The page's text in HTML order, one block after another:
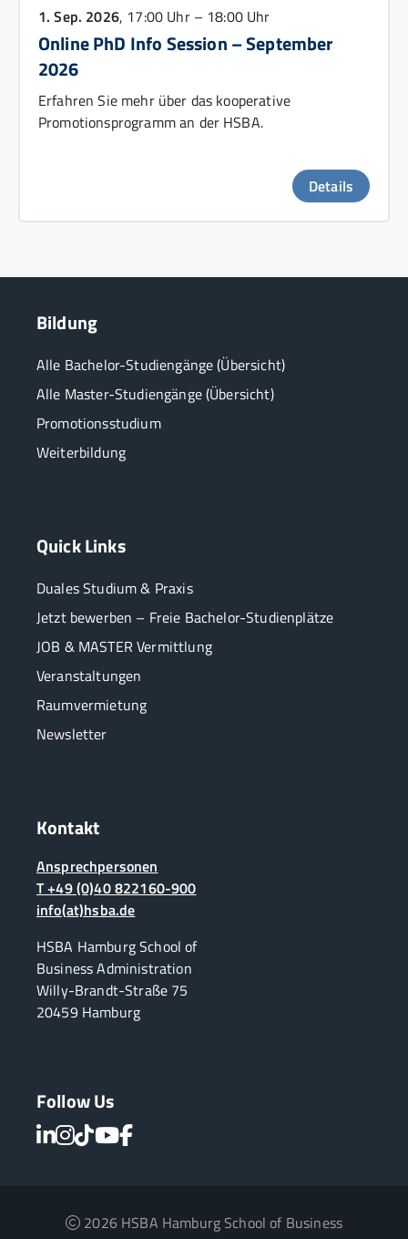
1. Sep. 2026, 17:00 Uhr – 18:00 Uhr
Online PhD Info Session – September
2026
Erfahren Sie mehr über das kooperative
Promotionsprogramm an der HSBA.
Details
Bildung
Alle Bachelor-Studiengänge (Übersicht)
Alle Master-Studiengänge (Übersicht)
Promotionsstudium
Weiterbildung
Quick Links
Duales Studium & Praxis
Jetzt bewerben – Freie Bachelor-Studienplätze
JOB & MASTER Vermittlung
Veranstaltungen
Raumvermietung
Newsletter
Kontakt
Ansprechpersonen
T +49 (0)40 822160-900
info(at)hsba.de
HSBA Hamburg School of
Business Administration
Willy-Brandt-Straße 75
20459 Hamburg
Follow Us
2026 HSBA Hamburg School of Business